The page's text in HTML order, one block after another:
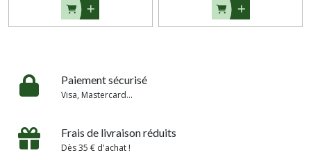
Paiement sécurisé
Visa, Mastercard...
Frais de livraison réduits
Dès 35 € d'achat !